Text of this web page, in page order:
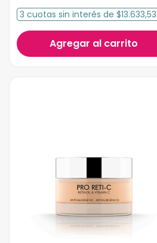
3 cuotas sin interés de $13.633,53
Agregar al carrito